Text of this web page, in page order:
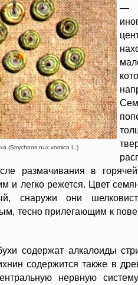
(Strychnos nux vomica L.)
—
размачивания в
и легко режется. Цвет
снаружи они
тесно прилегающим к
содержат алка­лоиды
содержится также в
нервную